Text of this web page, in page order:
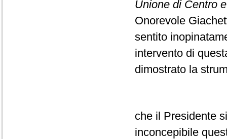
Unione di Centro
Onorevole
sentito
intervento di
dimostrato la
che il Presidente
inconcepibile